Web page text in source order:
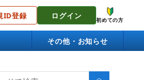
ID登録 ログイン 初めての方
その他・お知らせ